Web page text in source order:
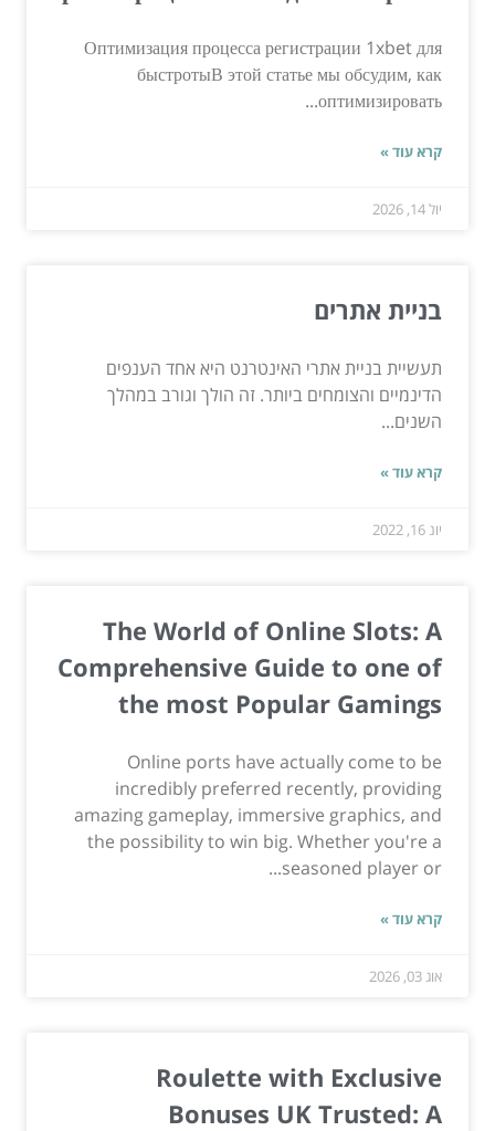
Оптимизация процесса регистрации 1xbet для
быстротыВ этой статье мы обсудим, как
оптимизировать...
קרא עוד »
יול 14, 2026
בניית אתרים
תעשיית בניית אתרי האינטרנט היא אחד הענפים
הדינמיים והצומחים ביותר. זה הולך וגורב במהלך
השנים...
קרא עוד »
יונ 16, 2022
The World of Online Slots: A
Comprehensive Guide to one of
the most Popular Gamings
Online ports have actually come to be
incredibly preferred recently, providing
amazing gameplay, immersive graphics, and
the possibility to win big. Whether you're a
seasoned player or...
קרא עוד »
אוג 03, 2026
Roulette with Exclusive
Bonuses UK Trusted: A